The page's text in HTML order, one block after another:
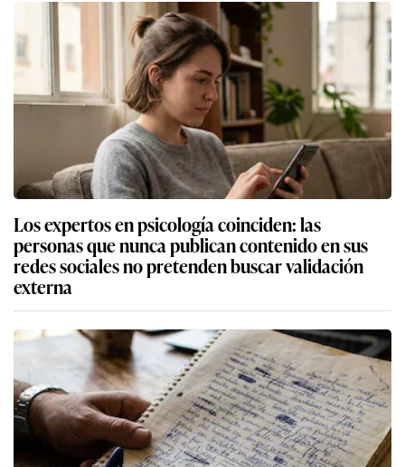
Los expertos en psicología coinciden: las
personas que nunca publican contenido en sus
redes sociales no pretenden buscar validación
externa